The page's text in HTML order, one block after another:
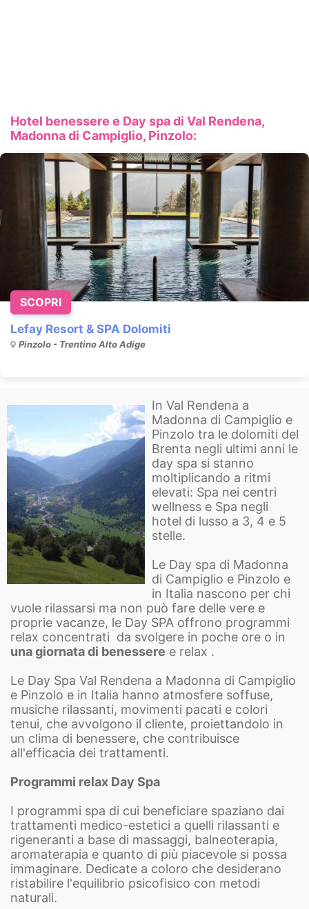
Hotel benessere e Day spa di Val Rendena,
Madonna di Campiglio, Pinzolo:
Lefay Resort & SPA Dolomiti
Pinzolo - Trentino Alto Adige
SCOPRI
In Val Rendena a
Madonna di Campiglio e
Pinzolo tra le dolomiti del
Brenta negli ultimi anni le
day spa si stanno
moltiplicando a ritmi
elevati: Spa nei centri
wellness e Spa negli
hotel di lusso a 3, 4 e 5
stelle.
Le Day spa di Madonna
di Campiglio e Pinzolo e
in Italia nascono per chi
vuole rilassarsi ma non può fare delle vere e
proprie vacanze, le Day SPA offrono programmi
relax concentrati da svolgere in poche ore o in
una giornata di benessere e relax .
Le Day Spa Val Rendena a Madonna di Campiglio
e Pinzolo e in Italia hanno atmosfere soffuse,
musiche rilassanti, movimenti pacati e colori
tenui, che avvolgono il cliente, proiettandolo in
un clima di benessere, che contribuisce
all'efficacia dei trattamenti.
Programmi relax Day Spa
I programmi spa di cui beneficiare spaziano dai
trattamenti medico-estetici a quelli rilassanti e
rigeneranti a base di massaggi, balneoterapia,
aromaterapia e quanto di più piacevole si possa
immaginare. Dedicate a coloro che desiderano
ristabilire l'equilibrio psicofisico con metodi
naturali.